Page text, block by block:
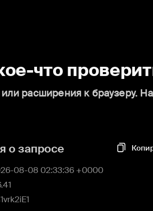
что
расширения к браузеру.
о запросе
08-08 02:33:36 +0000